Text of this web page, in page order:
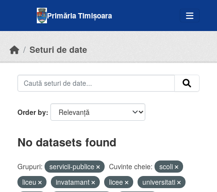
Primăria Timișoara
Seturi de date
Order by
No datasets found
Grupuri: servicii-publice Cuvinte cheie:
scoli
liceu
invatamant licee
universitati